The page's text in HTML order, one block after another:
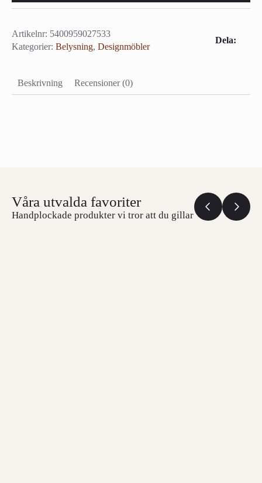
Artikelnr: 5400959027533
Kategorier: Belysning, Designmöbler
Dela:
Beskrivning Recensioner (0)
Våra utvalda favoriter
Handplockade produkter vi tror att du gillar